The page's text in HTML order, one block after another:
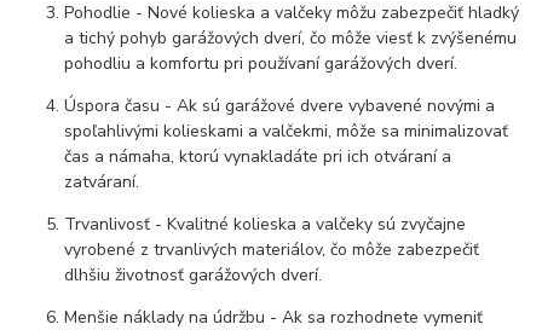
Pohodlie - Nové kolieska a valčeky môžu zabezpečiť hladký
a tichý pohyb garážových dverí, čo môže viesť k zvýšenému
pohodliu a komfortu pri používaní garážových dverí.
Úspora času - Ak sú garážové dvere vybavené novými a
spoľahlivými kolieskami a valčekmi, môže sa minimalizovať
čas a námaha, ktorú vynakladáte pri ich otváraní a
zatváraní.
Trvanlivosť - Kvalitné kolieska a valčeky sú zvyčajne
vyrobené z trvanlivých materiálov, čo môže zabezpečiť
dlhšiu životnosť garážových dverí.
Menšie náklady na údržbu - Ak sa rozhodnete vymeniť